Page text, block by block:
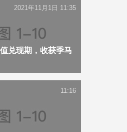
兑现期，收获季马
2021年11月1日 11:35
11:16